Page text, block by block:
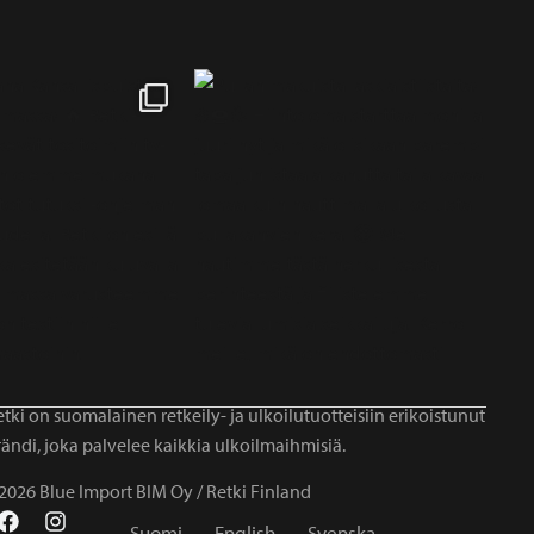
on suomalainen retkeily- ja ulkoilutuotteisiin erikoistunut
joka palvelee kaikkia ulkoilmaihmisiä.
Blue Import BIM Oy / Retki Finland